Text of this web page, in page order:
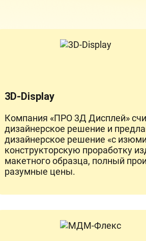
3D-Display
Компания «ПРО 3Д Дисплей»
дизайнерское решение и
дизайнерское решение «с
конструкторскую проработку
макетного образца, полный
разумные цены.